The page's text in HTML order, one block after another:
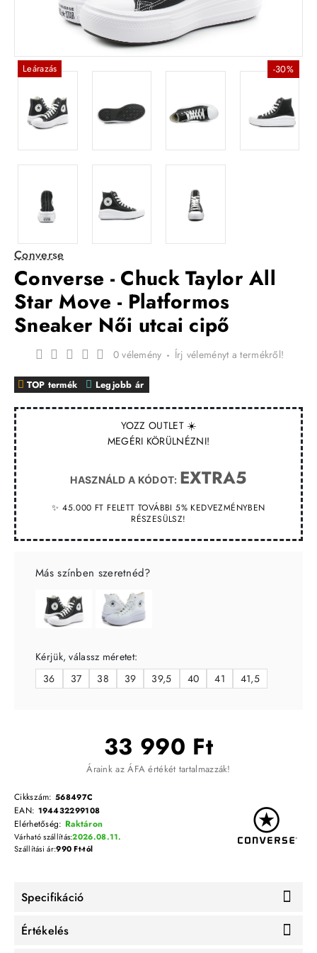
Leárazás -30%
Converse
Converse - Chuck Taylor All
Star Move - Platformos
Sneaker Női utcai cipő
YOZZ OUTLET ☀️
MEGÉRI KÖRÜLNÉZNI!
HASZNÁLD A KÓDOT: EXTRA5
✨ 45.000 FT FELETT TOVÁBBI 5% KEDVEZMÉNYBEN
RÉSZESÜLSZ!
TOP termék Legjobb ár
0 vélemény - Írj véleményt a termékről!
33 990 Ft
Áraink az ÁFA értékét tartalmazzák!
Cikkszám: 568497C
EAN: 194432299108
Elérhetőség: Raktáron
Várható szállítás:2026.08.11.
Szállítási ár:990 Ft-tól
Más színben szeretnéd?
Kérjük, válassz méretet:
36
37 38 39 39,5 40 41 41,5
Specifikáció
Értékelés